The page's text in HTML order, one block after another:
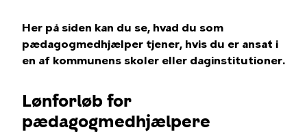
Her på siden kan du se, hvad du som
pædagogmedhjælper tjener, hvis du er ansat i
en af kommunens skoler eller daginstitutioner.
Lønforløb for
pædagogmedhjælpere